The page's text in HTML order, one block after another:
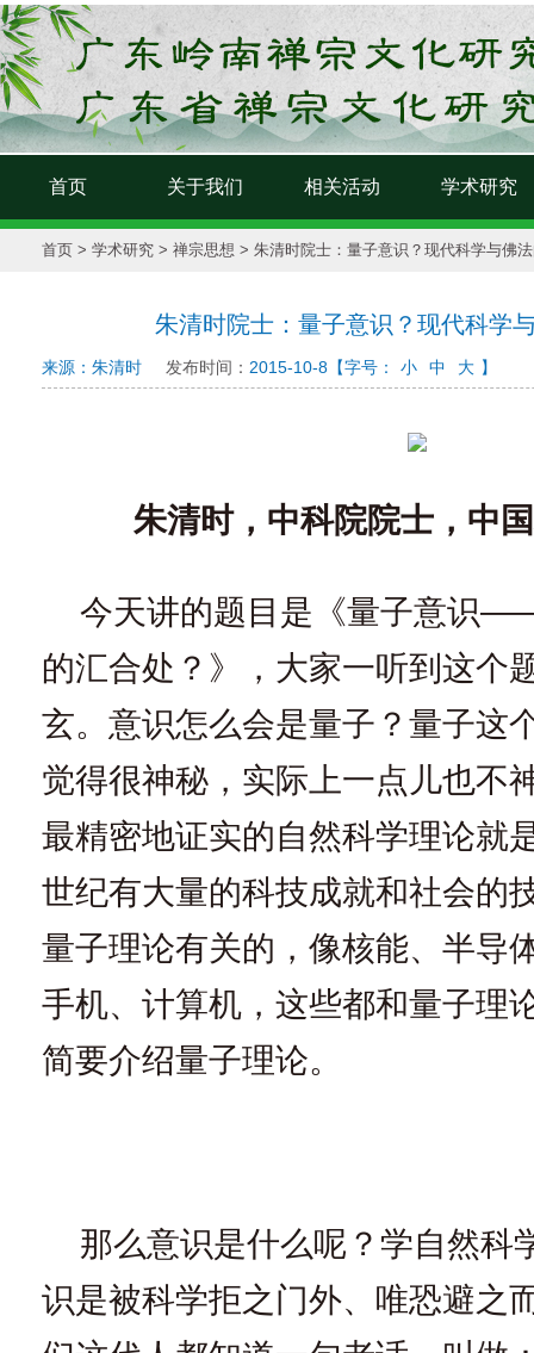
首页 关于我们 相关活动 学术研究
首页 > 学术研究 > 禅宗思想 > 朱清时院士：量子意识？现代科学与佛
朱清时院士：量子意识？现代科学
来源：朱清时 发布时间： 2015-10-8 【字号： 小 中 大 】
朱清时，中科院院士，中
今天讲的题目是《量子意识
的汇合处？》，大家一听到这个
玄。意识怎么会是量子？量子这
觉得很神秘，实际上一点儿也不
最精密地证实的自然科学理论就
世纪有大量的科技成就和社会的
量子理论有关的，像核能、半导
手机、计算机，这些都和量子理
简要介绍量子理论。
那么意识是什么呢？学自然科
识是被科学拒之门外、唯恐避之